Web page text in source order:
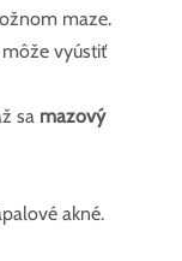
maze.
môže vyústiť
sa mazový
akné.